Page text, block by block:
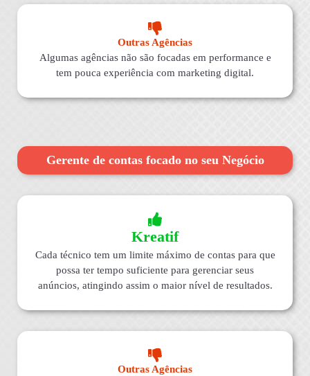
Outras Agências
Algumas agências não são focadas em performance e
tem pouca experiência com marketing digital.
Gerente de contas focado no seu Negócio
Kreatif
Cada técnico tem um limite máximo de contas para que
possa ter tempo suficiente para gerenciar seus
anúncios, atingindo assim o maior nível de resultados.
Outras Agências